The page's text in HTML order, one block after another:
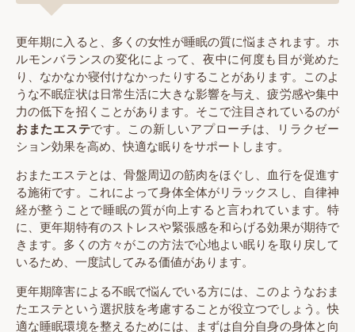
更年期に入ると、多くの女性が睡眠の質に悩まされます。ホ
ルモンバランスの変化によって、夜中に何度も目が覚めた
り、なかなか寝付けなかったりすることがあります。このよ
うな不眠症状は日常生活に大きな影響を与え、疲労感や集中
力の低下を招くことがあります。そこで注目されているのが
おまたエステです。この新しいアプローチは、リラクゼー
ション効果を高め、快適な眠りをサポートします。
おまたエステとは、骨盤周辺の筋肉をほぐし、血行を促進す
る施術です。これによって身体全体がリラックスし、自律神
経が整うことで睡眠の質が向上すると言われています。特
に、更年期特有のストレスや緊張感を和らげる効果が期待で
きます。多くの方々がこの方法で心地よい眠りを取り戻して
いるため、一度試してみる価値があります。
更年期障害による不眠で悩んでいる方には、このようなおま
たエステという選択肢を考慮することが役立つでしょう。快
適な睡眠環境を整えるためには、まずは自分自身の身体と向